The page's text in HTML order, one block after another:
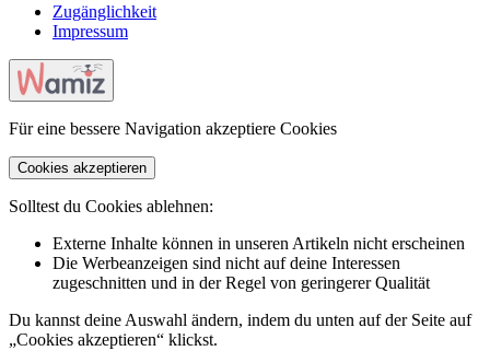
Zugänglichkeit
Impressum
Für eine bessere Navigation akzeptiere Cookies
Cookies akzeptieren
Solltest du Cookies ablehnen:
Externe Inhalte können in unseren Artikeln nicht erscheinen
Die Werbeanzeigen sind nicht auf deine Interessen
zugeschnitten und in der Regel von geringerer Qualität
Du kannst deine Auswahl ändern, indem du unten auf der Seite auf
„Cookies akzeptieren“ klickst.